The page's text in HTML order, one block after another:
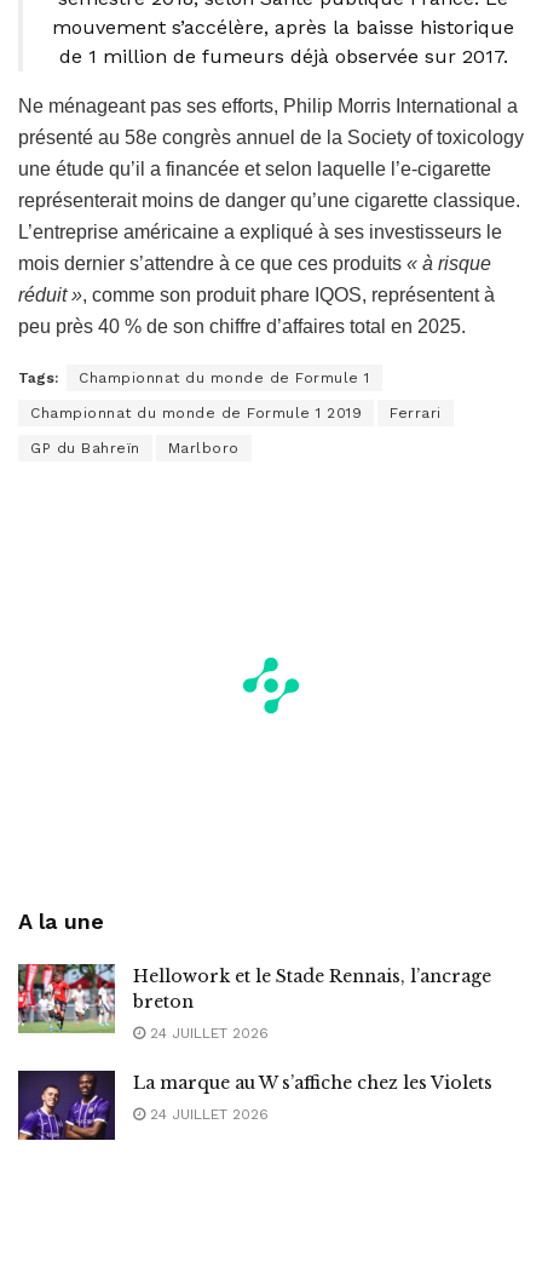
mouvement s’accélère, après la baisse historique
de 1 million de fumeurs déjà observée sur 2017.
Ne ménageant pas ses efforts, Philip Morris International a
présenté au 58e congrès annuel de la Society of toxicology
une étude qu’il a financée et selon laquelle l’e-cigarette
représenterait moins de danger qu’une cigarette classique.
L’entreprise américaine a expliqué à ses investisseurs le
mois dernier s’attendre à ce que ces produits « à risque
réduit », comme son produit phare IQOS, représentent à
peu près 40 % de son chiffre d’affaires total en 2025.
Tags: Championnat du monde de Formule 1
Championnat du monde de Formule 1 2019 Ferrari
GP du Bahreïn Marlboro
A la une
Hellowork et le Stade Rennais, l’ancrage
breton
24 JUILLET 2026
La marque au W s’affiche chez les Violets
24 JUILLET 2026